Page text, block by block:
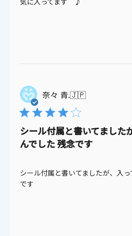
奈々 青.🇯🇵
シール付属と書いてました
んでした 残念です
シール付属と書いてましたが、入
です